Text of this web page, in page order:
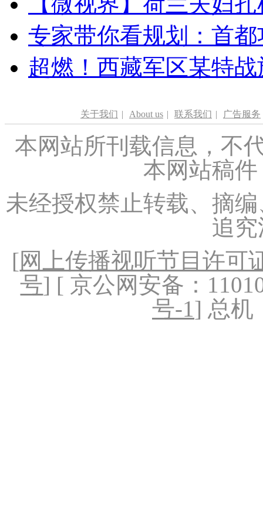
专家带你看规划：首
超燃！西藏军区某特
关于我们 | About us | 联系我们 | 广告服务
本网站所刊载信息，不
本网站稿
未经授权禁止转载、摘
追
[网上传播视听节目许可
号] [ 京公网安备：
号-1] 总机